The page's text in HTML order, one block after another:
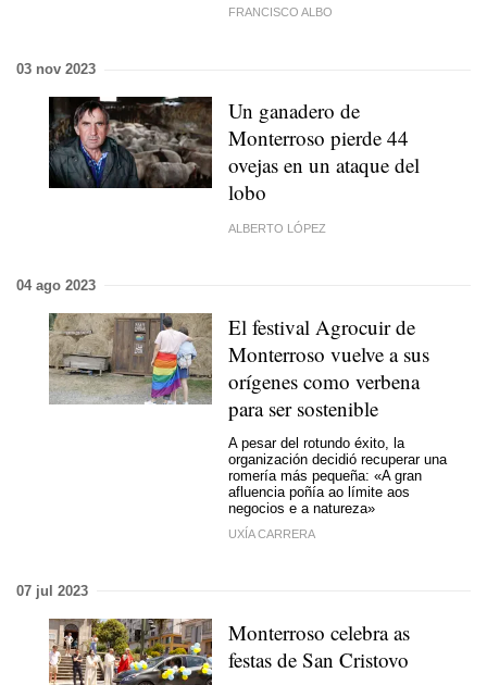
FRANCISCO ALBO
03 nov 2023
Un ganadero de
Monterroso pierde 44
ovejas en un ataque del
lobo
ALBERTO LÓPEZ
04 ago 2023
El festival Agrocuir de
Monterroso vuelve a sus
orígenes como verbena
para ser sostenible
A pesar del rotundo éxito, la
organización decidió recuperar una
romería más pequeña: «A gran
afluencia poñía ao límite aos
negocios e a natureza»
UXÍA CARRERA
07 jul 2023
Monterroso celebra as
festas de San Cristovo